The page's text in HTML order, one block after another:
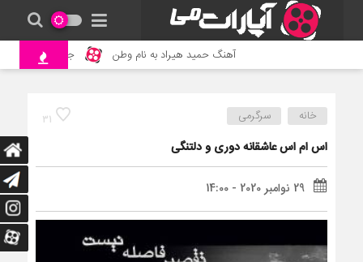
آهنگ حمید هیراد به نام وطن جنگ و نبرد
31 خانه سرگرمی
اس ام اس عاشقانه دوری و دلتنگی
29 نوامبر 2020 - 14:00